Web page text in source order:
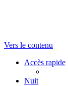
Vers le contenu
Accès rapide
Nuit